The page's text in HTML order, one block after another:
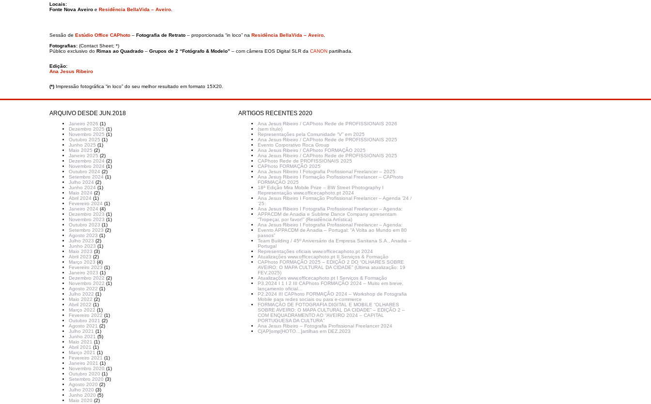
Locais:
Fonte Nova Aveiro e Residência BellaVida – Aveiro
Sessão de Estúdio Office CAPhoto – Fotografia de Retrato – proporcionada “in loco” na Residência BellaVida – Aveiro
Fotografias: (Contact Sheet; *)
Público exclusivo do Rimas ao Quadrado – Grupos de 2 “Fotógrafo & Modelo” – com câmera EOS Digital SLR da CANON partilhada.
Edição:
Ana Jesus Ribeiro
(*) Impressão fotográfica “in loco” do seu melhor resultado em formato 15X20.
ARQUIVO DESDE JUN.2018
Janeiro 2026 (1)
Dezembro 2025 (1)
Novembro 2025 (1)
Outubro 2025 (1)
Junho 2025 (1)
Maio 2025 (2)
Janeiro 2025 (2)
Dezembro 2024 (2)
Novembro 2024 (1)
Outubro 2024 (2)
Setembro 2024 (1)
Julho 2024 (2)
Junho 2024 (1)
Maio 2024 (2)
Abril 2024 (1)
Fevereiro 2024 (1)
Janeiro 2024 (4)
Dezembro 2023 (1)
Novembro 2023 (1)
Outubro 2023 (1)
Setembro 2023 (2)
Agosto 2023 (1)
Julho 2023 (2)
Junho 2023 (1)
Maio 2023 (3)
Abril 2023 (2)
Março 2023 (4)
Fevereiro 2023 (1)
Janeiro 2023 (1)
Dezembro 2022 (2)
Novembro 2022 (1)
Agosto 2022 (1)
Julho 2022 (1)
Maio 2022 (2)
Abril 2022 (1)
Março 2022 (1)
Fevereiro 2022 (1)
Outubro 2021 (2)
Agosto 2021 (2)
Julho 2021 (1)
Junho 2021 (5)
Maio 2021 (1)
Abril 2021 (1)
Março 2021 (1)
Fevereiro 2021 (1)
Janeiro 2021 (1)
Novembro 2020 (1)
Outubro 2020 (1)
Setembro 2020 (3)
Agosto 2020 (2)
Julho 2020 (3)
Junho 2020 (5)
Maio 2020 (2)
ARTIGOS RECENTES 2020
Ana Jesus Ribeiro / CAPhoto Rede de PROFISSIONAIS 2026
(sem título)
Representações pela Comunidade “V” em 2025
Ana Jesus Ribeiro / CAPhoto Rede de PROFISSIONAIS 2025
Evento Corporativo Roca Group
Ana Jesus Ribeiro / CAPhoto FORMAÇÃO 2025
Ana Jesus Ribeiro / CAPhoto Rede de PROFISSIONAIS 2025
CAPhoto Rede de PROFISSIONAIS 2025
CAPhoto FORMAÇÃO 2025
Ana Jesus Ribeiro I Fotografia Profissional Freelancer – 2025:
Ana Jesus Ribeiro I Formação Profissional Freelancer – CAPhoto
FORMAÇÃO 2025
18ª Edição Mira Mobile Prize – BW Street Photography I
Representação www.officecaphoto.pt 2024
Ana Jesus Ribeiro I Formação Profissional Freelancer – Agenda ’24 /
’25:
Ana Jesus Ribeiro I Fotografia Profissional Freelancer – Agenda:
APPACDM de Anadia e Sublime Dance Company apresentam
“Tropeçar, por favor!” (Residência Artística)
Ana Jesus Ribeiro I Fotografia Profissional Freelancer – Agenda:
Evento APPACDM de Anadia – Portugal: “A Volta ao Mundo em 80
passos”
Team Building / 45º Aniversário da Empresa Sanitana S.A., Anadia –
Portugal
Representações oficiais www.officecaphoto.pt 2024
Atualizações www.officecaphoto.pt II Serviços & Formação
CAPhoto FORMAÇÃO 2025 – EDIÇÃO 2 DO “OLHARES SOBRE
AVEIRO: O MAPA CULTURAL DA CIDADE” (Última atualização: 19
FEV.2025)
Atualizações www.officecaphoto.pt I Serviços & Formação
P3.2024 I 1 I 2 III CAPhoto FORMAÇÃO 2024 – Muito em breve,
lançamento oficial…
P2.2024 III CAPhoto FORMAÇÃO 2024 – Workshop de Fotografia
Mobile para redes sociais ou para e-commerce
FORMAÇÃO DE FOTOGRAFIA DIGITAL E MOBILE “OLHARES
SOBRE AVEIRO: O MAPA CULTURAL DA CIDADE” – EDIÇÃO 2 –
COM ENQUADRAMENTO AO “AVEIRO 2024 – CAPITAL
PORTUGUESA DA CULTURA”
Ana Jesus Ribeiro – Fotografia Profissional Freelancer 2024
C[AP]omp[HOTO…]artilhas em DEZ.2023